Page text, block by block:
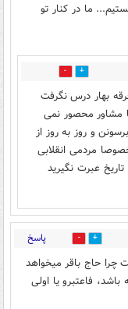
ما در کنار تو
7
بهار درس نگرفت
مشاور محصور نمی
و روز به روز از
مردمی انقلابی
عبرت نگیرید
9 پاسخ
چرا حاج باقر میخواهد
فاعتبرو یا اولی